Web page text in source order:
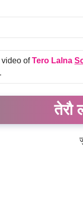
ofTero Lalna
तेरौ